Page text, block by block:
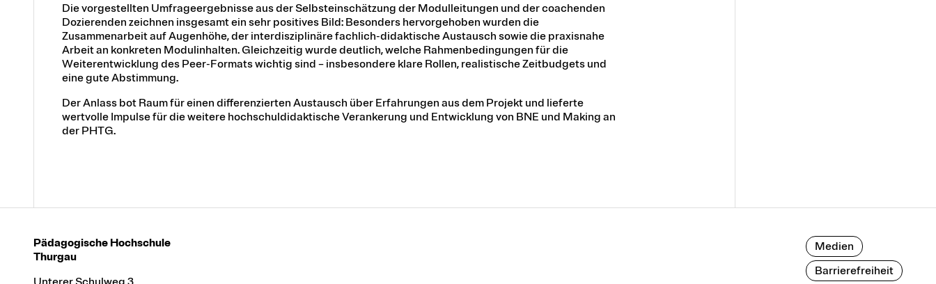
Die vorgestellten Umfrageergebnisse aus der Selbsteinschätzung der Modulleitungen und der coachenden
Dozierenden zeichnen insgesamt ein sehr positives Bild: Besonders hervorgehoben wurden die
Zusammenarbeit auf Augenhöhe, der interdisziplinäre fachlich-didaktische Austausch sowie die praxisnahe
Arbeit an konkreten Modulinhalten. Gleichzeitig wurde deutlich, welche Rahmenbedingungen für die
Weiterentwicklung des Peer-Formats wichtig sind – insbesondere klare Rollen, realistische Zeitbudgets und
eine gute Abstimmung.
Der Anlass bot Raum für einen differenzierten Austausch über Erfahrungen aus dem Projekt und lieferte
wertvolle Impulse für die weitere hochschuldidaktische Verankerung und Entwicklung von BNE und Making an
der PHTG.
Pädagogische Hochschule
Thurgau
Medien
Barrierefreiheit